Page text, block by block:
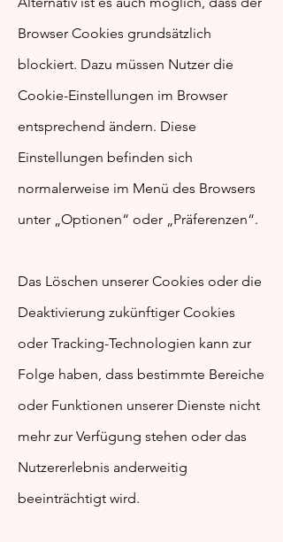
Browser Cookies grundsätzlich
blockiert. Dazu müssen Nutzer die
Cookie-Einstellungen im Browser
entsprechend ändern. Diese
Einstellungen befinden sich
normalerweise im Menü des Browsers
unter „Optionen“ oder „Präferenzen“.
Das Löschen unserer Cookies oder die
Deaktivierung zukünftiger Cookies
oder Tracking-Technologien kann zur
Folge haben, dass bestimmte Bereiche
oder Funktionen unserer Dienste nicht
mehr zur Verfügung stehen oder das
Nutzererlebnis anderweitig
beeinträchtigt wird.